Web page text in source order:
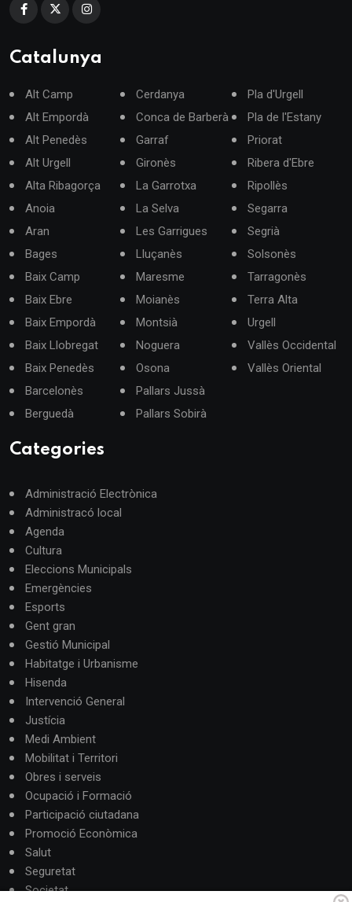
Catalunya
Alt Camp
Alt Empordà
Alt Penedès
Alt Urgell
Alta Ribagorça
Anoia
Aran
Bages
Baix Camp
Baix Ebre
Baix Empordà
Baix Llobregat
Baix Penedès
Barcelonès
Berguedà
Cerdanya
Conca de Barberà
Garraf
Gironès
La Garrotxa
La Selva
Les Garrigues
Lluçanès
Maresme
Moianès
Montsià
Noguera
Osona
Pallars Jussà
Pallars Sobirà
Pla d'Urgell
Pla de l'Estany
Priorat
Ribera d'Ebre
Ripollès
Segarra
Segrià
Solsonès
Tarragonès
Terra Alta
Urgell
Vallès Occidental
Vallès Oriental
Categories
Administració Electrònica
Administracó local
Agenda
Cultura
Eleccions Municipals
Emergències
Esports
Gent gran
Gestió Municipal
Habitatge i Urbanisme
Hisenda
Intervenció General
Justícia
Medi Ambient
Mobilitat i Territori
Obres i serveis
Ocupació i Formació
Participació ciutadana
Promoció Econòmica
Salut
Seguretat
Societat